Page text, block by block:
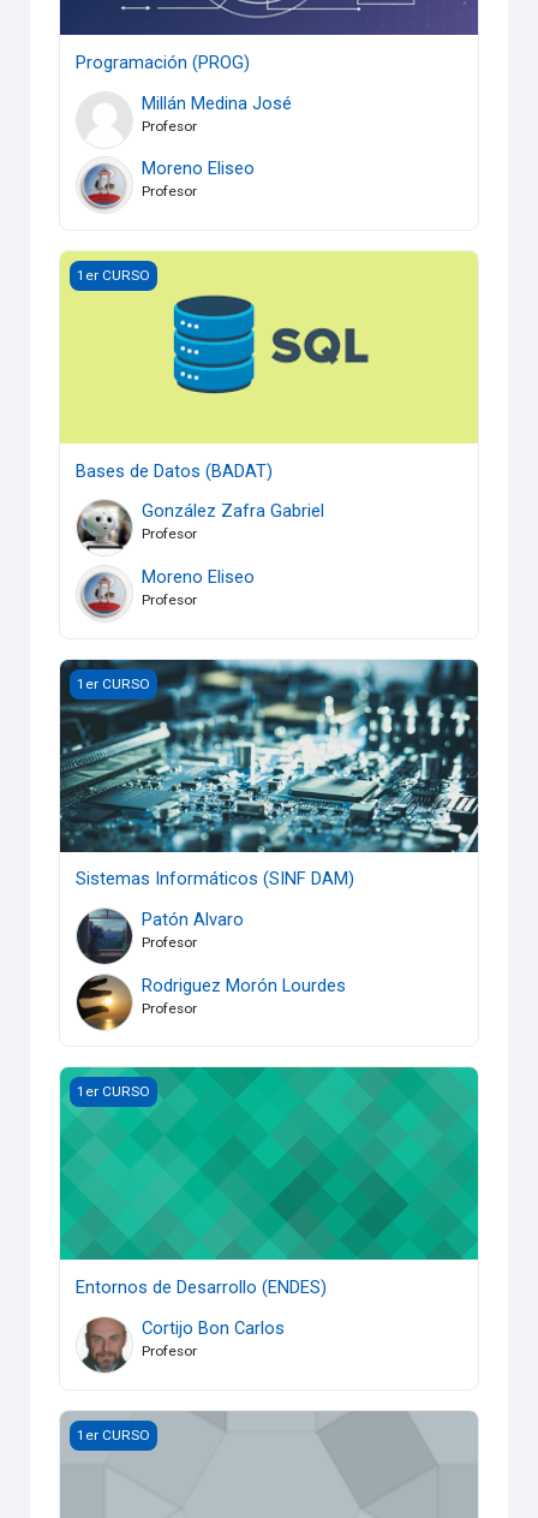
Programación (PROG)
Millán Medina José
Profesor
Moreno Eliseo
Profesor
Bases de Datos (BADAT)
1er CURSO
Bases de Datos (BADAT)
González Zafra Gabriel
Profesor
Moreno Eliseo
Profesor
Sistemas Informáticos (SINF DAM)
1er CURSO
Sistemas Informáticos (SINF DAM)
Patón Alvaro
Profesor
Rodriguez Morón Lourdes
Profesor
Entornos de Desarrollo (ENDES)
1er CURSO
Entornos de Desarrollo (ENDES)
Cortijo Bon Carlos
Profesor
Lenguajes de Marcas (LM)- 1º DAM
1er CURSO